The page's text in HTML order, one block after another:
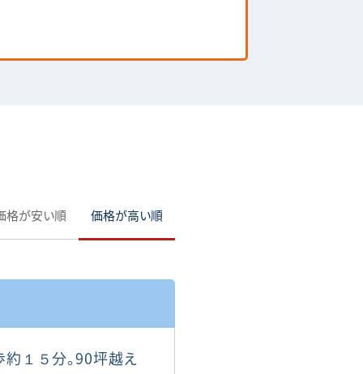
格が安い順 価格が高い順
１５分。90坪越え